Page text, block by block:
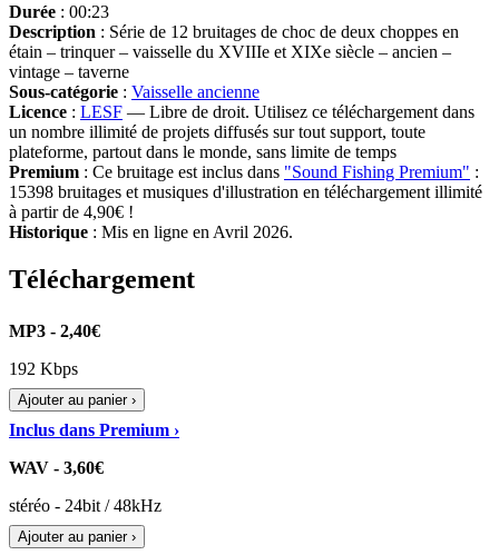
Durée : 00:23
Description : Série de 12 bruitages de choc de deux choppes en
étain – trinquer – vaisselle du XVIIIe et XIXe siècle – ancien –
vintage – taverne
Sous-catégorie : Vaisselle ancienne
Licence : LESF — Libre de droit. Utilisez ce téléchargement dans
un nombre illimité de projets diffusés sur tout support, toute
plateforme, partout dans le monde, sans limite de temps
Premium : Ce bruitage est inclus dans "Sound Fishing Premium" :
15398 bruitages et musiques d'illustration en téléchargement illimité
à partir de 4,90€ !
Historique : Mis en ligne en Avril 2026.
Téléchargement
MP3 - 2,40€
192 Kbps
Ajouter au panier ›
Inclus dans Premium ›
WAV - 3,60€
stéréo - 24bit / 48kHz
Ajouter au panier ›